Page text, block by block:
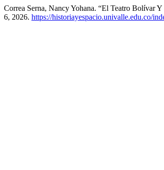
Correa Serna, Nancy Yohana. “El Teatro Bolívar
6, 2026. https://historiayespacio.univalle.edu.co/